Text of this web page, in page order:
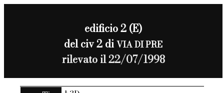
edificio 2 (E)
del civ 2 diVIA DI PRE
rilevato il 22/07/1998